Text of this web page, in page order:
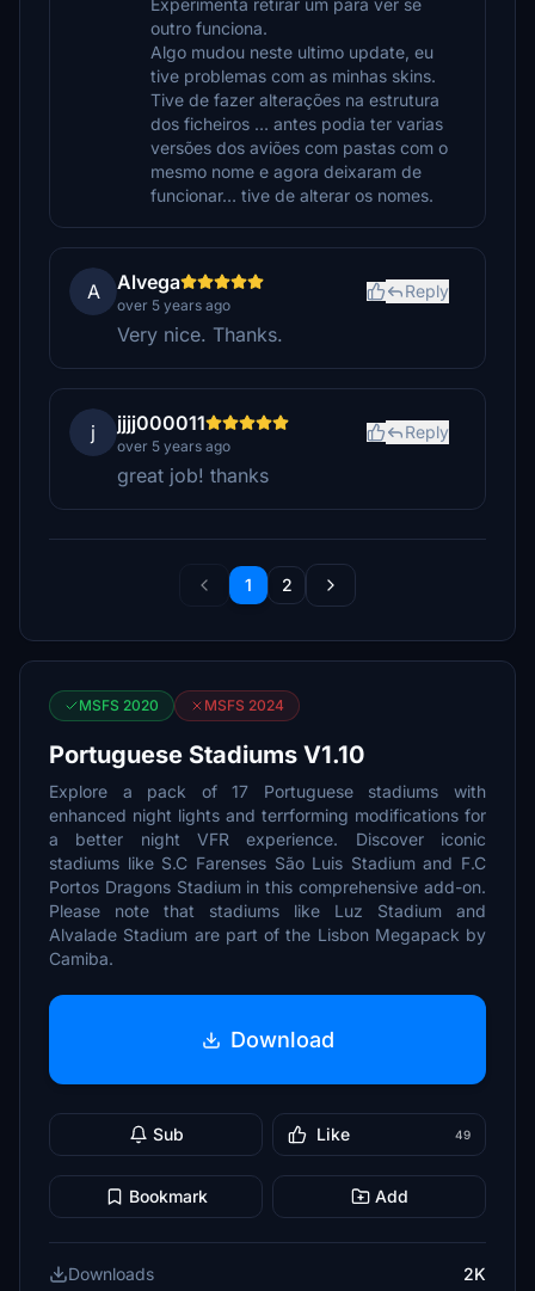
Experimenta retirar um para ver se
outro funciona.
Algo mudou neste ultimo update, eu
tive problemas com as minhas skins.
Tive de fazer alterações na estrutura
dos ficheiros … antes podia ter varias
versões dos aviões com pastas com o
mesmo nome e agora deixaram de
funcionar… tive de alterar os nomes.
A Alvega
over 5 years ago
Reply
Very nice. Thanks.
j jjjj000011
over 5 years ago
Reply
great job! thanks
1 2
MSFS 2020 MSFS 2024
Portuguese Stadiums V1.10
Explore a pack of 17 Portuguese stadiums with
enhanced night lights and terrforming modifications for
a better night VFR experience. Discover iconic
stadiums like S.C Farenses São Luis Stadium and F.C
Portos Dragons Stadium in this comprehensive add-on.
Please note that stadiums like Luz Stadium and
Alvalade Stadium are part of the Lisbon Megapack by
Camiba.
Download
Sub Like 49
Bookmark Add
Downloads
2K